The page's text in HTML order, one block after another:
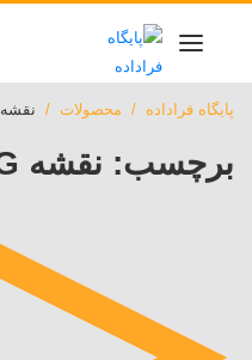
پایگاه فراداده محصولات نقشه CNG های ایران
برچسب: نقشه CNG های ایران